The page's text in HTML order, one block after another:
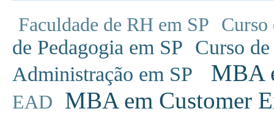
Faculdade de RH em SP Curso
de Pedagogia em SP Curso
Administração em SP
MBA
EAD MBA em Customer